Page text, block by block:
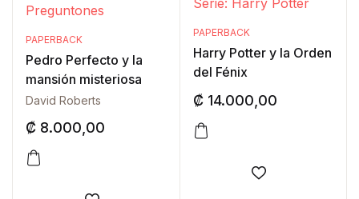
Preguntones
PAPERBACK
Pedro Perfecto y la
mansión misteriosa
David Roberts
₡ 8.000,00
PAPERBACK
Harry Potter y la Orden
del Fénix
₡14.000,00
Añadir a la